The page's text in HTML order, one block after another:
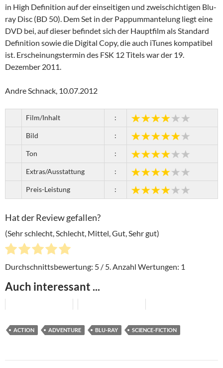
in High Definition auf der einseitigen und zweischichtigen Blu-
ray Disc (BD 50). Dem Set in der Pappummantelung liegt eine
DVD bei, auf dieser befindet sich der Hauptfilm als Standard
Definition sowie die Digital Copy, die auch iTunes kompatibel
ist. Erscheinungstermin des FSK 12 Titels war der 19.
Dezember 2011.
Andre Schnack, 10.07.2012
Film/Inhalt :
Bild :
Ton :
Extras/Ausstattung :
Preis-Leistung :
Hat der Review gefallen?
(Sehr schlecht, Schlecht, Mittel, Gut, Sehr gut)
Durchschnittsbewertung: 5 / 5. Anzahl Wertungen: 1
Auch interessant ...
ACTION ADVENTURE BLU-RAY SCIENCE-FICTION